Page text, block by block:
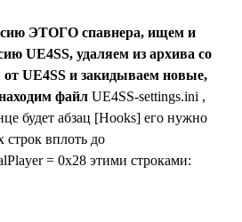
ЭТОГО спавнера, ищем и
UE4SS, удаляем из архива со
UE4SS и закидываем новые,
файл UE4SS-settings.ini ,
будет абзац [Hooks] его нужно
строк вплоть до
= 0x28 этими строками: